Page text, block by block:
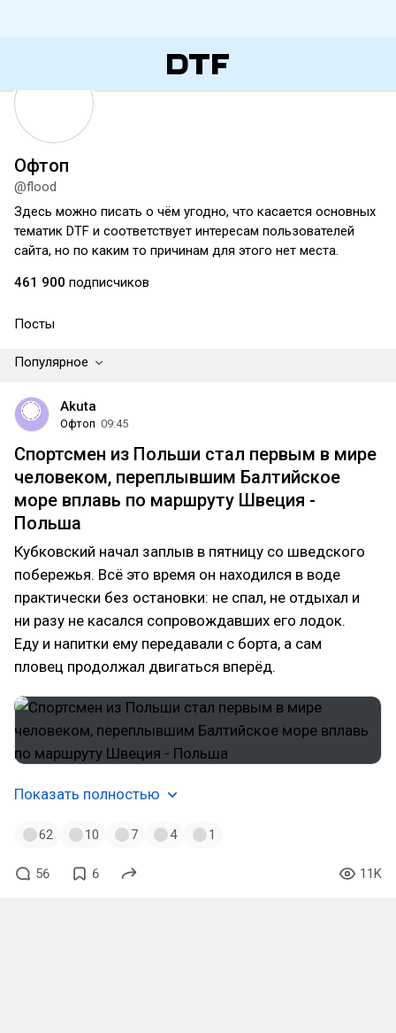
Офтоп
@flood
Здесь можно писать о чём угодно, что касается основных
тематик DTF и соответствует интересам пользователей
сайта, но по каким то причинам для этого нет места.
461 900 подписчиков
Посты
Популярное
Akuta
Офтоп 09:45
Спортсмен из Польши стал первым в мире
человеком, переплывшим Балтийское
море вплавь по маршруту Швеция -
Польша
Кубковский начал заплыв в пятницу со шведского
побережья. Всё это время он находился в воде
практически без остановки: не спал, не отдыхал и
ни разу не касался сопровождавших его лодок.
Еду и напитки ему передавали с борта, а сам
пловец продолжал двигаться вперёд.
Показать полностью
62 10 7 4 1
56 6 11K